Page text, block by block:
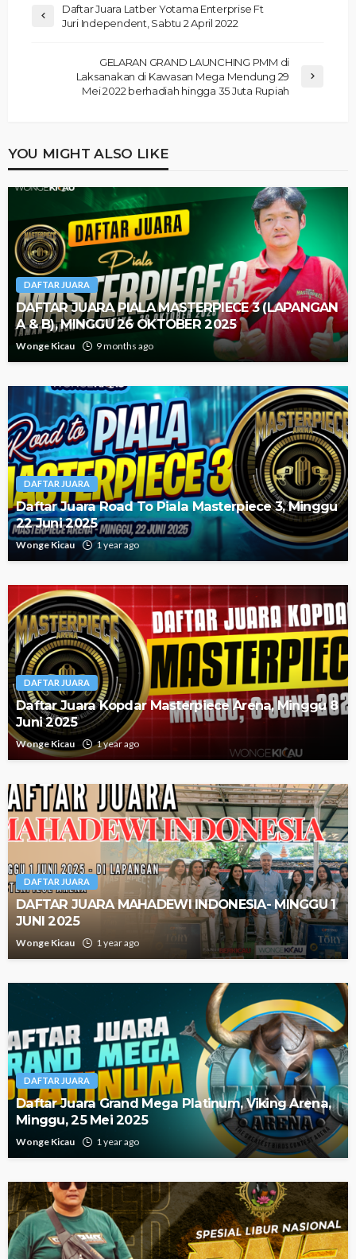
Daftar Juara Latber Yotama Enterprise Ft
Juri Independent, Sabtu 2 April 2022
GELARAN GRAND LAUNCHING PMM di
Laksanakan di Kawasan Mega Mendung 29
Mei 2022 berhadiah hingga 35 Juta Rupiah
YOU MIGHT ALSO LIKE
DAFTAR JUARA
DAFTAR JUARA PIALA MASTERPIECE 3 (LAPANGAN
A & B), MINGGU 26 OKTOBER 2025
Wonge Kicau 9 months ago
DAFTAR JUARA
Daftar Juara Road To Piala Masterpiece 3, Minggu
22 Juni 2025
Wonge Kicau 1 year ago
DAFTAR JUARA
Daftar Juara Kopdar Masterpiece Arena, Minggu 8
Juni 2025
Wonge Kicau 1 year ago
DAFTAR JUARA
DAFTAR JUARA MAHADEWI INDONESIA- MINGGU 1
JUNI 2025
Wonge Kicau 1 year ago
DAFTAR JUARA
Daftar Juara Grand Mega Platinum, Viking Arena,
Minggu, 25 Mei 2025
Wonge Kicau 1 year ago